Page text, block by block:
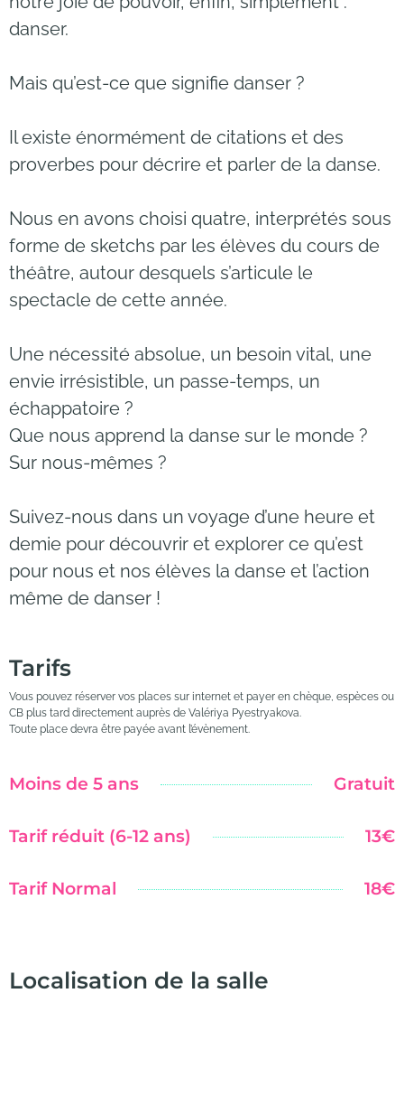
danser.
Mais qu’est-ce que signifie danser ?
Il existe énormément de citations et des
proverbes pour décrire et parler de la danse.
Nous en avons choisi quatre, interprétés sous
forme de sketchs par les élèves du cours de
théâtre, autour desquels s’articule le
spectacle de cette année.
Une nécessité absolue, un besoin vital, une
envie irrésistible, un passe-temps, un
échappatoire ?
Que nous apprend la danse sur le monde ?
Sur nous-mêmes ?
Suivez-nous dans un voyage d’une heure et
demie pour découvrir et explorer ce qu’est
pour nous et nos élèves la danse et l’action
même de danser !
Tarifs
Vous pouvez réserver vos places sur internet et payer en chèque, espèces ou
CB plus tard directement auprès de Valériya Pyestryakova.
Toute place devra être payée avant l’évènement.
Moins de 5 ans Gratuit
Tarif réduit (6-12 ans) 13€
Tarif Normal 18€
Localisation de la salle